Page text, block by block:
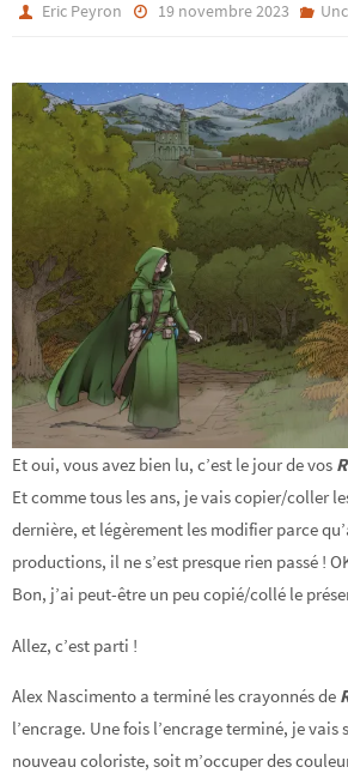
Eric Peyron 19 novembre 2023
Et oui, vous avez bien lu, c’est le jour de vos
Et comme tous les ans, je vais copier/coller
dernière, et légèrement les modifier parce
productions, il ne s’est presque rien passé !
Bon, j’ai peut-être un peu copié/collé le
Allez, c’est parti !
Alex Nascimento a terminé les crayonnés de
l’encrage. Une fois l’encrage terminé, je vais
nouveau coloriste, soit m’occuper des